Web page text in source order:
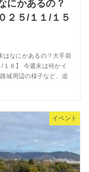
にかあるの？
２５/１１/１５
はなにかあるの？大手前
１６】 今週末は何かイ
城周辺の様子など、追
イベント